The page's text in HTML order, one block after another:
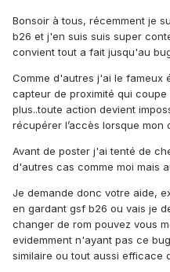
Bonsoir à tous, récemment je
b26 et j'en suis suis super
convient tout a fait jusqu'au
Comme d'autres j'ai le fameux
capteur de proximité qui coupe
plus..toute action devient
récupérer l’accès lorsque
Avant de poster j'ai tenté de
d'autres cas comme moi mais
Je demande donc votre aide,
en gardant gsf b26 ou vais je
changer de rom pouvez vous
evidemment n'ayant pas ce
similaire ou tout aussi efficace